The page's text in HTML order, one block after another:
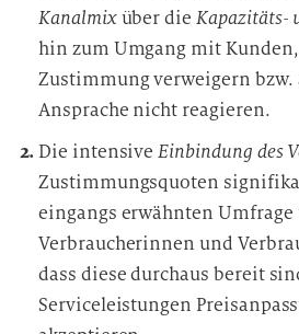
Kanalmixüber dieKapazitäts-
hin zum Umgang mit
Zustimmung verweigern
Ansprache nicht reagieren.
Die intensiveEinbindung des
Zustimmungsquoten
eingangs erwähnten Umfrage
Verbraucherinnen und
dass diese durchaus bereit
Serviceleistungen